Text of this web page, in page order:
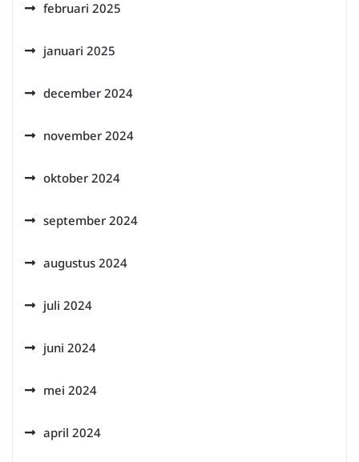
februari 2025
januari 2025
december 2024
november 2024
oktober 2024
september 2024
augustus 2024
juli 2024
juni 2024
mei 2024
april 2024